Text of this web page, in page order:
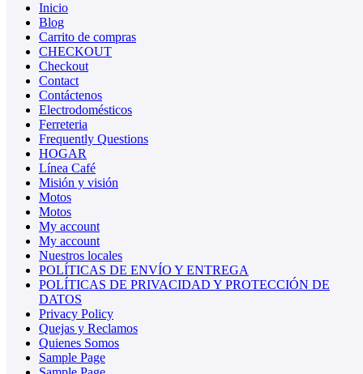
Inicio
Blog
Carrito de compras
CHECKOUT
Checkout
Contact
Contáctenos
Electrodomésticos
Ferreteria
Frequently Questions
HOGAR
Línea Café
Misión y visión
Motos
Motos
My account
My account
Nuestros locales
POLÍTICAS DE ENVÍO Y ENTREGA
POLÍTICAS DE PRIVACIDAD Y PROTECCIÓN DE
DATOS
Privacy Policy
Quejas y Reclamos
Quienes Somos
Sample Page